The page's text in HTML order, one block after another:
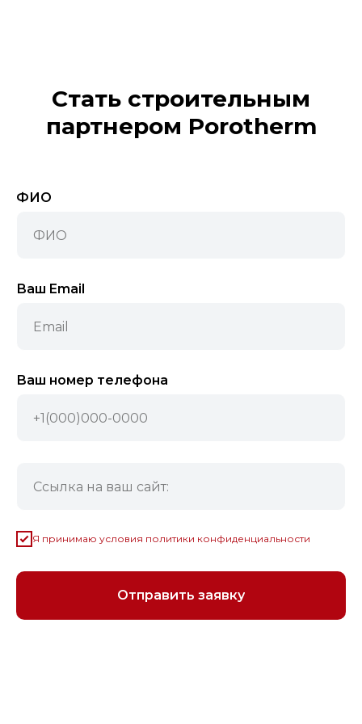
Стать строительным
партнером Porotherm
ФИО
Ваш Email
Ваш номер телефона
Я принимаю условия политики конфиденциальности
Отправить заявку